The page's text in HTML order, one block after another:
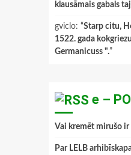
klausāmais gabals
gviclo: “Starp citu,
1522. gada
Germanicuss ".”
e –
Vai kremēt mirušo ir
Par LELB